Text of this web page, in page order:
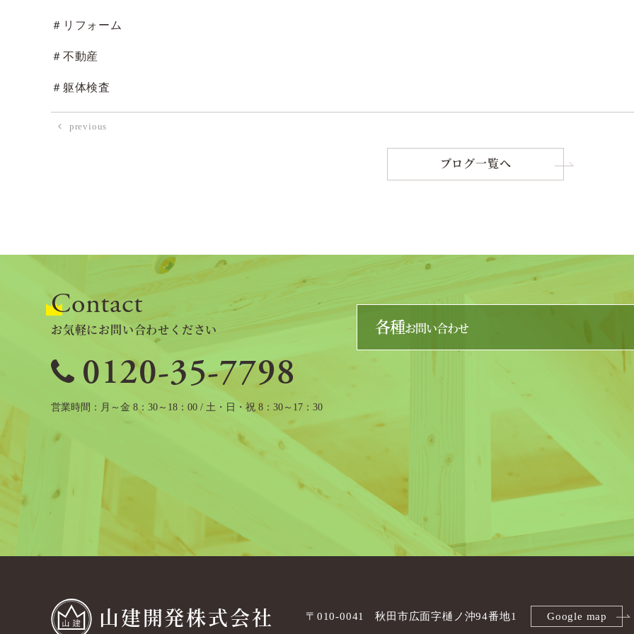
＃リフォーム
＃不動産
＃躯体検査
previous
ブログ一覧へ
Contact
お気軽にお問い合わせください
0120-35-7798
営業時間 月～金 8：30～18：00 / 土・日・祝 8：30～17：30
各種お問い合わせ
山建開発株式会社 〒010-0041 秋田市広面字樋ノ沖94番地1
Google map